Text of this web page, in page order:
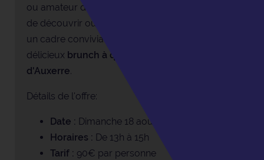
ou amateur de golf, cette offre vous permettra
de découvrir ou de redécouvrir ce sport dans
un cadre convivial tout en profitant d'un
délicieux brunch à quelques minutes
d'Auxerre.
Détails de l'offre:
Date : Dimanche 18 août 2024
Horaires : De 13h à 15h
Tarif : 90€ par personne